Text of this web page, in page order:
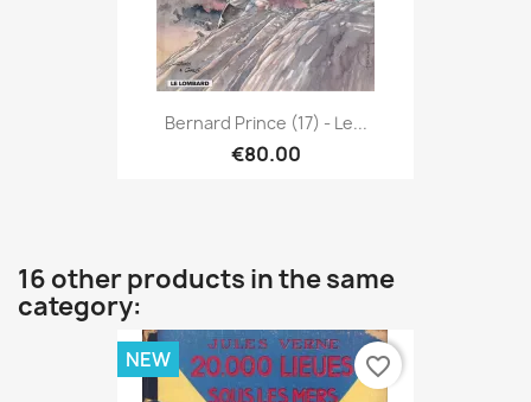
Bernard Prince (17) - Le...
€80.00
16 other products in the same
category:
NEW favorite_border